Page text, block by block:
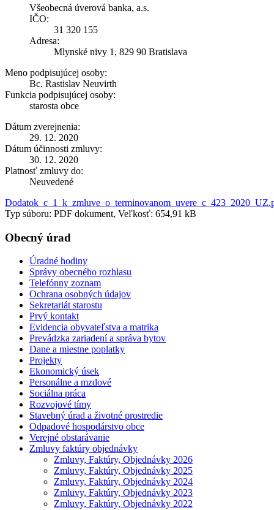
Všeobecná úverová banka, a.s.
IČO:
31 320 155
Adresa:
Mlynské nivy 1, 829 90 Bratislava
Meno podpisujúcej osoby:
Bc. Rastislav Neuvirth
Funkcia podpisujúcej osoby:
starosta obce
Dátum zverejnenia:
29. 12. 2020
Dátum účinnosti zmluvy:
30. 12. 2020
Platnosť zmluvy do:
Neuvedené
Typ súboru: PDF dokument, Veľkosť: 654,91 kB
Obecný úrad
Úradné hodiny
Správy obecného rozhlasu
Telefónny zoznam
Ochrana osobných údajov
Sekretariát starostu
Prvý kontakt
Evidencia obyvateľstva a matrika
Prevádzka zariadení a správa bytov
Dane a miestne poplatky
Projekty
Ekonomický úsek
Personálne a mzdové
Sociálna práca
Rozvojové tímy
Stavebný úrad a životné prostredie
Odpadové hospodárstvo obce
Verejné obstarávanie
Zmluvy faktúry objednávky
Zmluvy, Faktúry, Objednávky 2026
Zmluvy, Faktúry, Objednávky 2025
Zmluvy, Faktúry, Objednávky 2024
Zmluvy, Faktúry, Objednávky 2023
Zmluvy, Faktúry, Objednávky 2022